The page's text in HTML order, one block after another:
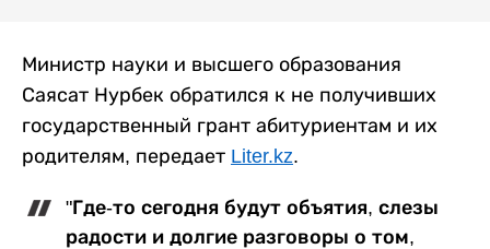
Министр науки и высшего образования
Саясат Нурбек обратился к не получивших
государственный грант абитуриентам и их
родителям, передает Liter.kz.
"Где-то сегодня будут объятия, слезы
радости и долгие разговоры о том,